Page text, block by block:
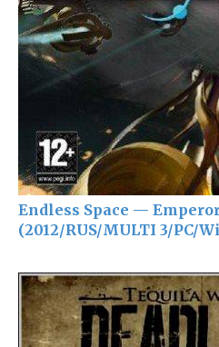
Endless Space —
(2012/RUS/MULTI 3/PC/